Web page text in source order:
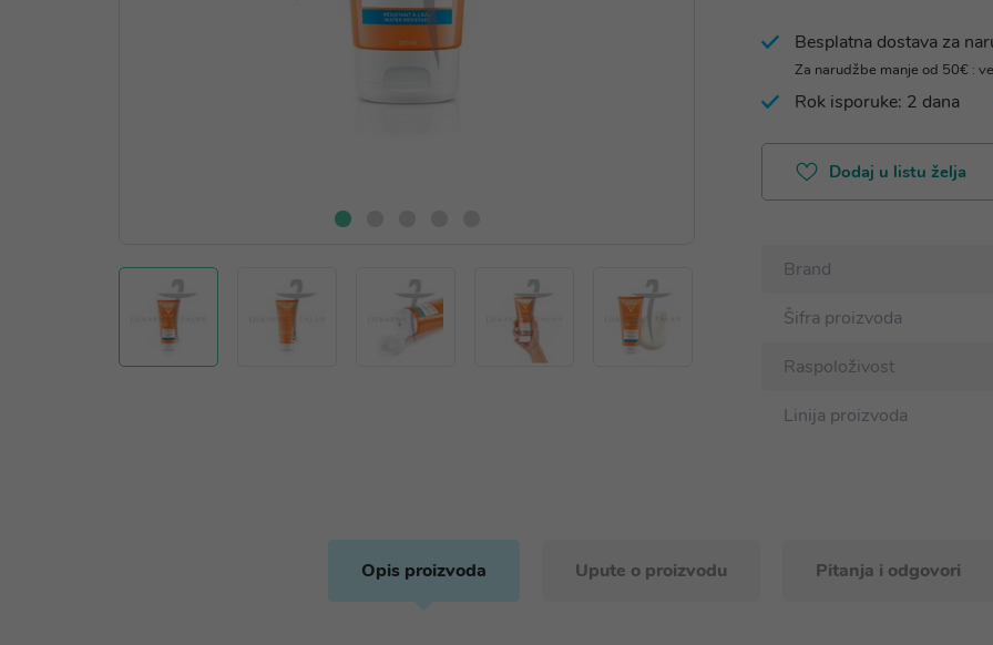
Besplatna dostava za
Za narudžbe manje od 50€ :
Rok isporuke: 2 dana
Dodaj u listu želja
Brand
Šifra proizvoda
Raspoloživost
Linija proizvoda
Opis proizvoda Upute o proizvodu Pitanja i odgovori